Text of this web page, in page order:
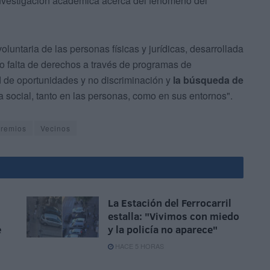
de las personas físicas y jurídicas, desarrollada
de derechos a través de programas de
oportunidades y no discriminación y la búsqueda de
tanto en las personas, como en sus entornos".
Vecinos
La Estación del Ferrocarril
estalla: "Vivimos con miedo
y la policía no aparece"
HACE 5 HORAS